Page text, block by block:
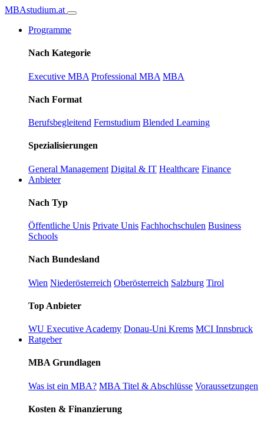
MBAstudium.at
Programme
Nach Kategorie
Executive MBA Professional MBA MBA
Nach Format
Berufsbegleitend Fernstudium Blended Learning
Spezialisierungen
General Management Digital & IT Healthcare Finance
Anbieter
Nach Typ
Öffentliche Unis Private Unis Fachhochschulen Business
Schools
Nach Bundesland
Wien Niederösterreich Oberösterreich Salzburg Tirol
Top Anbieter
WU Executive Academy Donau-Uni Krems MCI Innsbruck
Ratgeber
MBA Grundlagen
Was ist ein MBA? MBA Titel & Abschlüsse Voraussetzungen
Kosten & Finanzierung